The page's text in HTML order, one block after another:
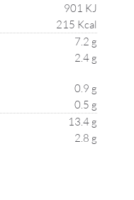
901 KJ
215 Kcal
7.2 g
2.4 g
0.9 g
0.5 g
13.4 g
2.8 g